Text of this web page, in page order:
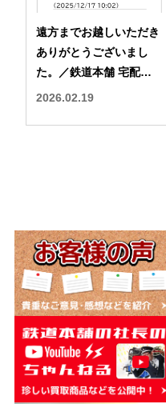
遠方までお越しいただき
ありがとうございまし
た。／鉄道本舗 宅配買
取 出張買取 口コミ 評判
2026.02.19